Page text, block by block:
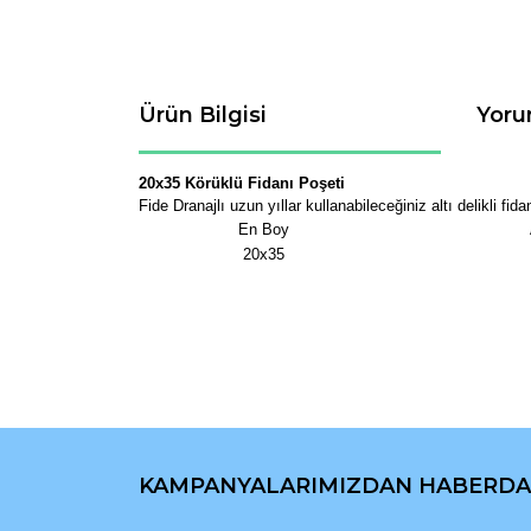
Ürün Bilgisi
20x35 Körüklü Fidanı Poşeti
Fide Dranajlı uzun yıllar kullanabileceğiniz altı delikli
En Boy
20x35
Görüş ve önerileriniz için teşekkür ederiz.
Ürün resmi kalitesiz, bozuk veya
KAMPANYALARIMIZDAN